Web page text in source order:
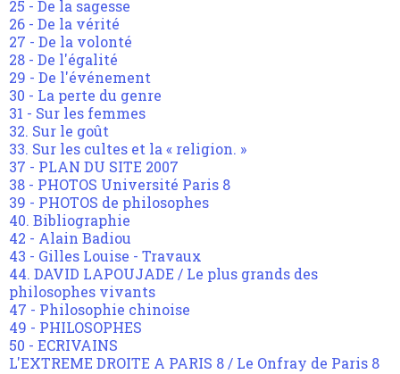
25 - De la sagesse
26 - De la vérité
27 - De la volonté
28 - De l'égalité
29 - De l'événement
30 - La perte du genre
31 - Sur les femmes
32. Sur le goût
33. Sur les cultes et la « religion. »
37 - PLAN DU SITE 2007
38 - PHOTOS Université Paris 8
39 - PHOTOS de philosophes
40. Bibliographie
42 - Alain Badiou
43 - Gilles Louise - Travaux
44. DAVID LAPOUJADE / Le plus grands des
philosophes vivants
47 - Philosophie chinoise
49 - PHILOSOPHES
50 - ECRIVAINS
L'EXTREME DROITE A PARIS 8 / Le Onfray de Paris 8